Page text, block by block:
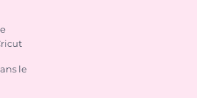
le